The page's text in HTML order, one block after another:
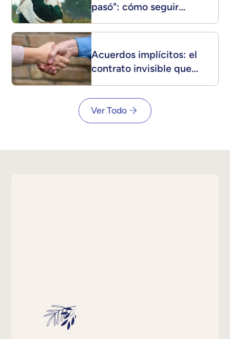
pasó": cómo seguir
adelante después de una
crisis
Acuerdos implícitos: el
contrato invisible que
nadie firmó (y todos
cumplen)
Ver Todo